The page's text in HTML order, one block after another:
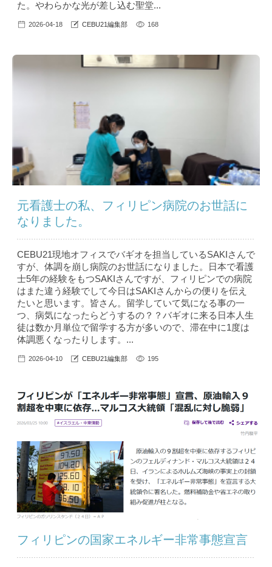
た。やわらかな光が差し込む聖堂...
2026-04-18 CEBU21編集部 168
元看護士の私、フィリピン病院のお世話に
なりました。
CEBU21現地オフィスでバギオを担当しているSAKIさんで
すが、体調を崩し病院のお世話になりました。日本で看護
士5年の経験をもつSAKIさんですが、フィリピンでの病院
はまた違う経験でして今日はSAKIさんからの便りを伝え
たいと思います。皆さん。留学していて気になる事の一
つ、病気になったらどうするの？？バギオに来る日本人生
徒は数か月単位で留学する方が多いので、滞在中に1度は
体調悪くなったりします。...
2026-04-10 CEBU21編集部 195
フィリピンの国家エネルギー非常事態宣言